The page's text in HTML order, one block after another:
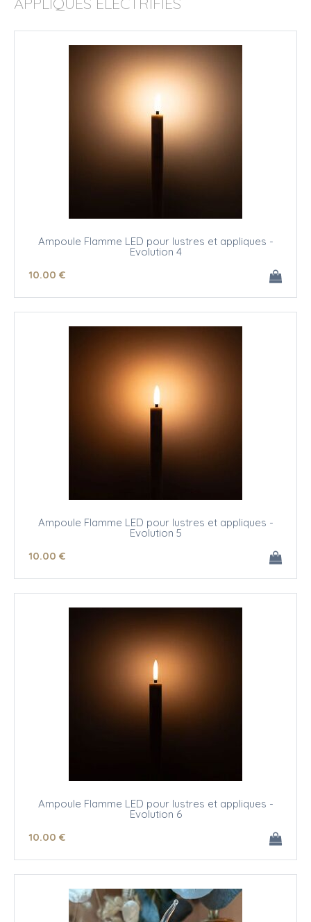
Ampoule Flamme LED pour lustres et appliques -
Evolution 4
10.00 €
Ampoule Flamme LED pour lustres et appliques -
Evolution 5
10.00 €
Ampoule Flamme LED pour lustres et appliques -
Evolution 6
10.00 €